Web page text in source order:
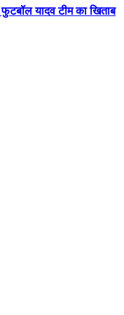
फुटबॉल यादव टीम का खिताब